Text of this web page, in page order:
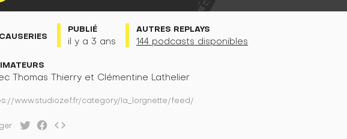
CAUSERIES
PUBLIÉ
il y a 3 ans
AUTRES REPLAYS
144 podcasts disponibles
Thomas Thierry et Clémentine Lathelier
www.studiozef.fr/category/la_lorgnette/feed/
code